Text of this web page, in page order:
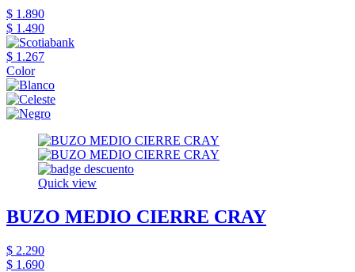
$ 1.890
$ 1.490
$ 1.267
Color
Quick view
BUZO MEDIO CIERRE CRAY
$ 2.290
$ 1.690